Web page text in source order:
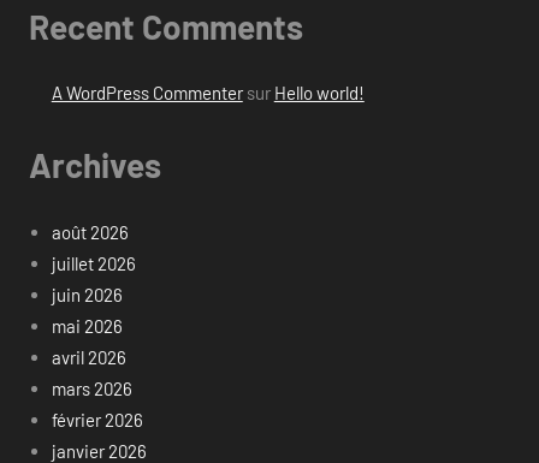
Recent Comments
A WordPress Commentersur Hello world!
Archives
août 2026
juillet 2026
juin 2026
mai 2026
avril 2026
mars 2026
février 2026
janvier 2026